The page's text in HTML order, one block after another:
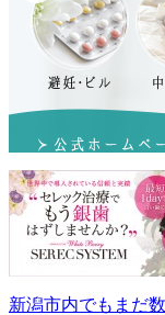
新潟市内でもまだ